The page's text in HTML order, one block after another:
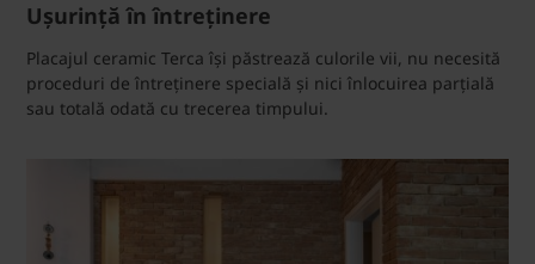
Ușurință în întreținere
Placajul ceramic Terca își păstrează culorile vii, nu necesită
proceduri de întreținere specială și nici înlocuirea parțială
sau totală odată cu trecerea timpului.